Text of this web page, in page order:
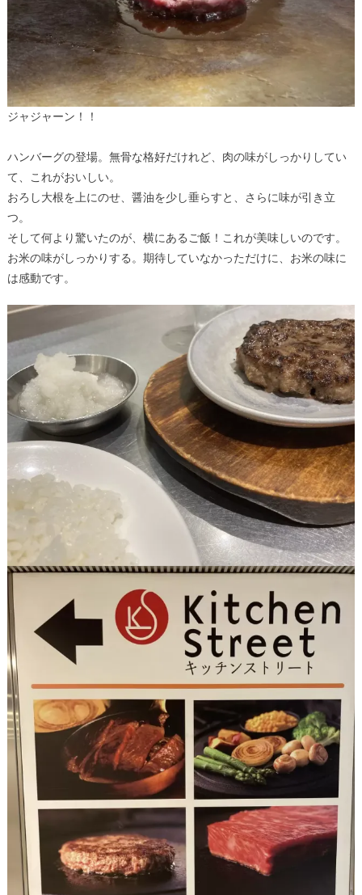
ジャジャーン！！
ハンバーグの登場。無骨な格好だけれど、肉の味がしっかりしてい
て、これがおいしい。
おろし大根を上にのせ、醤油を少し垂らすと、さらに味が引き立
つ。
そして何より驚いたのが、横にあるご飯！これが美味しいのです。
お米の味がしっかりする。期待していなかっただけに、お米の味に
は感動です。